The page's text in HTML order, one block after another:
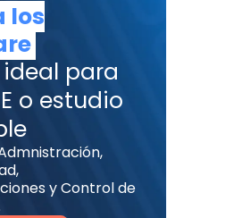
los
ideal para
o estudio
y Control de